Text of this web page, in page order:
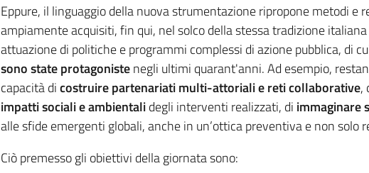
Eppure, il linguaggio della nuova strumentazione ripropone metodi e
ampiamente acquisiti, fin qui, nel solco della stessa tradizione
attuazione di politiche e programmi complessi di azione pubblica, di
sono state protagonistenegli ultimi quarant'anni. Ad esempio,
capacità dicostruire partenariati multi-attoriali e reti collaborative,
impatti sociali e ambientalidegli interventi realizzati, di immaginare
alle sfide emergenti globali, anche in un’ottica preventiva e non solo
Ciò premesso gli obiettivi della giornata sono: